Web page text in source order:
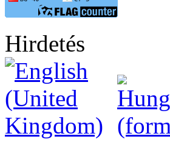
Hirdetés